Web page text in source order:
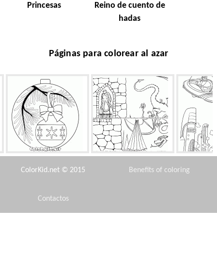
Princesas
Reino de cuento de
hadas
Páginas para colorear al azar
La bola en la pelota En dragón cautiverio Lewis
ColorKid.net © 2015 Benefits of coloring
Contactos